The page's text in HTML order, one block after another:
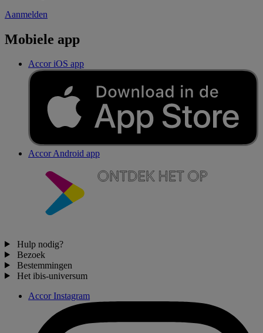
Aanmelden
Mobiele app
Accor iOS app
Accor Android app
Hulp nodig?
Bezoek
Bestemmingen
Het ibis-universum
Accor Instagram